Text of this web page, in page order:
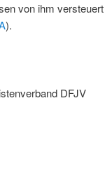
von ihm
).
DFJV